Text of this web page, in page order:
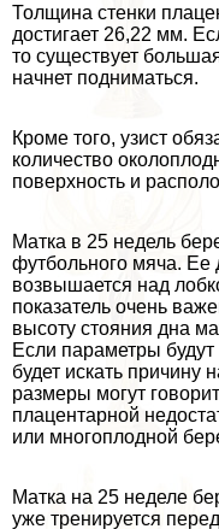
Толщина стенки
достигает 26,22 мм.
то существует
начнет подниматься.
Кроме того, узист
количество
поверхность и
Матка в 25 недель
футбольного мяча. Ее
возвышается над
показатель очень
высоту стояния дна
Если параметры
будет искать
размеры могут
плацентарной
или многоплодной
Матка на 25 неделе
уже тренируется